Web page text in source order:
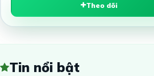
Theo dõi
Tin nổi bật